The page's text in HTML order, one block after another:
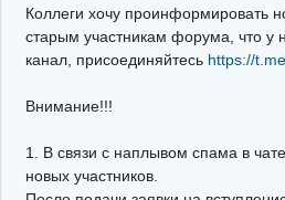
Архив
Почта
Поиск релейщика
Видео РЗиА
Коллеги хочу проинформировать
старым участникам форума, что у
канал, присоединяйтесь https://
Внимание!!!
1. В связи с наплывом спама в
новых участников.